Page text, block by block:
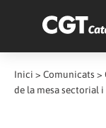
Inici > Comunicats >
de la mesa sectorial